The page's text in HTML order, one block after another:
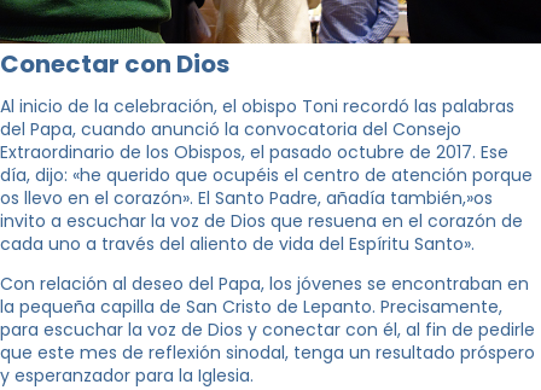
Conectar con Dios
Al inicio de la celebración, el obispo Toni recordó las palabras
del Papa, cuando anunció la convocatoria del Consejo
Extraordinario de los Obispos, el pasado octubre de 2017. Ese
día, dijo: «he querido que ocupéis el centro de atención porque
os llevo en el corazón». El Santo Padre, añadía también,»os
invito a escuchar la voz de Dios que resuena en el corazón de
cada uno a través del aliento de vida del Espíritu Santo».
Con relación al deseo del Papa, los jóvenes se encontraban en
la pequeña capilla de San Cristo de Lepanto. Precisamente,
para escuchar la voz de Dios y conectar con él, al fin de pedirle
que este mes de reflexión sinodal, tenga un resultado próspero
y esperanzador para la Iglesia.